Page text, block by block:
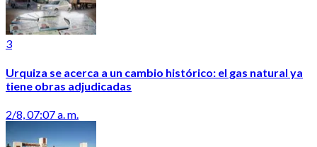
3
Urquiza se acerca a un cambio histórico: el gas natural ya
tiene obras adjudicadas
2/8, 07:07 a. m.